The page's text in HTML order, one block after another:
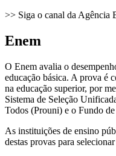
>> Siga o canal da Agência
Enem
O Enem avalia o
educação básica. A prova é
na educação superior, por
Sistema de Seleção
Todos (Prouni) e o Fundo
As instituições de ensino
destas provas para